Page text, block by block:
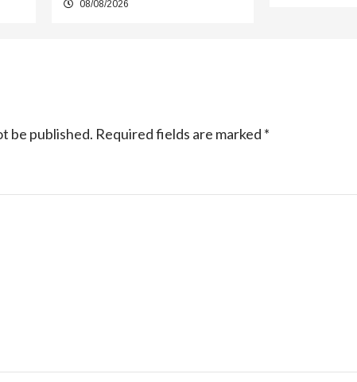
08/08/2026
be published. Required fields are marked *